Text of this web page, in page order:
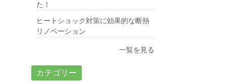
た！
ヒートショック対策に効果的な断熱
リノベーション
一覧を見る
カテゴリー